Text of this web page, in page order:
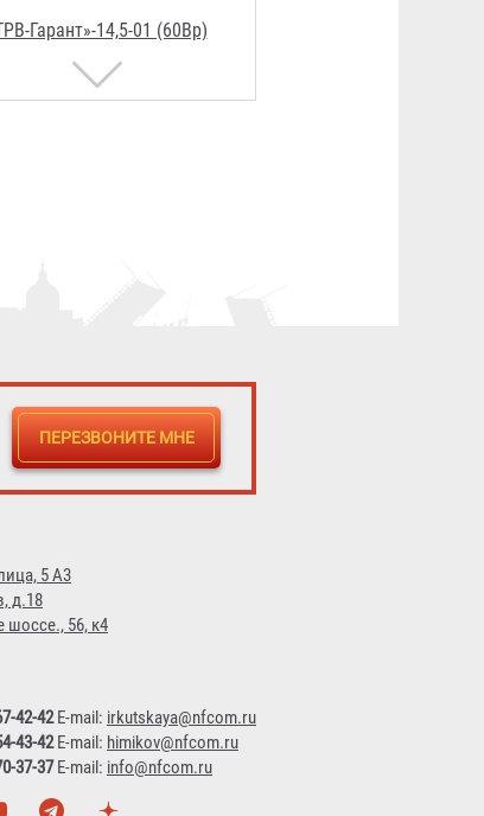
Гарант»-14,5-01 (40)
48 100 ₽
5 А3
д.18
шоссе., 56, к4
42-42E-mail: irkutskaya@nfcom.ru
43-42E-mail: himikov@nfcom.ru
37-37E-mail: info@nfcom.ru